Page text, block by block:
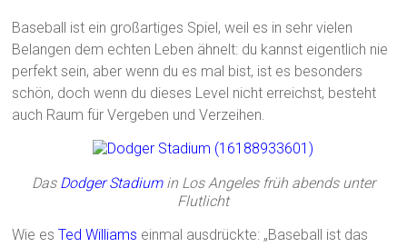
Baseball ist ein großartiges Spiel, weil es in sehr vielen
Belangen dem echten Leben ähnelt: du kannst eigentlich nie
perfekt sein, aber wenn du es mal bist, ist es besonders
schön, doch wenn du dieses Level nicht erreichst, besteht
auch Raum für Vergeben und Verzeihen.
Das Dodger Stadiumin Los Angeles früh abends unter
Flutlicht
Wie esTed Williams einmal ausdrückte: „Baseball ist das